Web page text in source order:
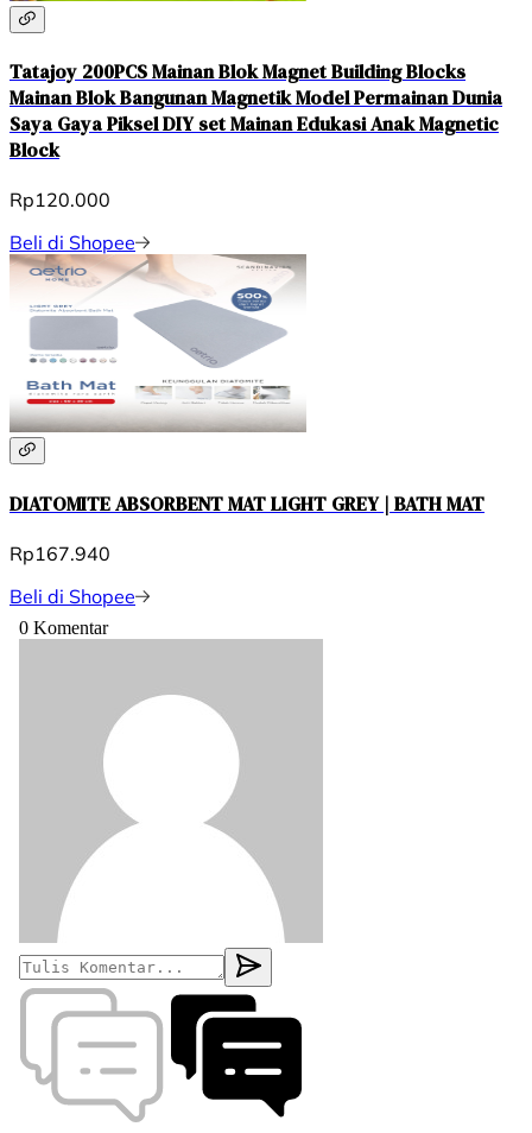
Tatajoy 200PCS Mainan Blok Magnet Building Blocks
Mainan Blok Bangunan Magnetik Model Permainan Dunia
Saya Gaya Piksel DIY set Mainan Edukasi Anak Magnetic
Block
Rp120.000
Beli di Shopee
DIATOMITE ABSORBENT MAT LIGHT GREY | BATH MAT
Rp167.940
Beli di Shopee